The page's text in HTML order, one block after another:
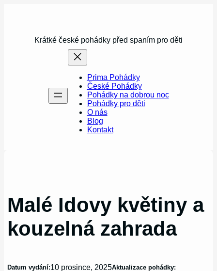
Krátké české pohádky před spaním pro děti
Prima Pohádky
České Pohádky
Pohádky na dobrou noc
Pohádky pro děti
O nás
Blog
Kontakt
Malé Idovy květiny a
kouzelná zahrada
Datum vydání:10 prosince, 2025Aktualizace pohádky: